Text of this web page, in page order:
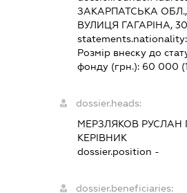
ЗАКАРПАТСЬКА
ВУЛИЦЯ ГАГАРІНА, 30
Розмір внеску до
фонду (грн.): 60 000
dossier.heads:
МЕРЗЛЯКОВ РУСЛАН
КЕРІВНИК
dossier.position -
dossier.beneficiaries: